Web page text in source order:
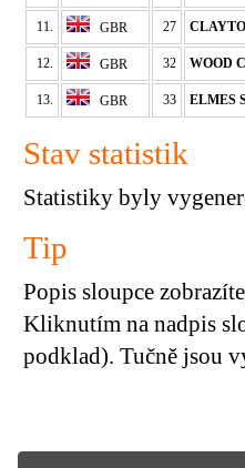
11. GBR 27
12. GBR 32 WOOD
13. GBR 33 ELMES
Stav statistik
Statistiky byly
Tip
Popis sloupce
Kliknutím na nadpis
podklad). Tučně jsou